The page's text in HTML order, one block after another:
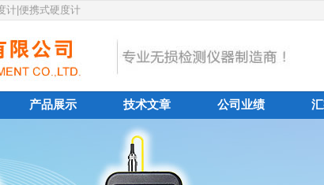
计|便携式硬度计
产品展示 技术文章 公司业绩